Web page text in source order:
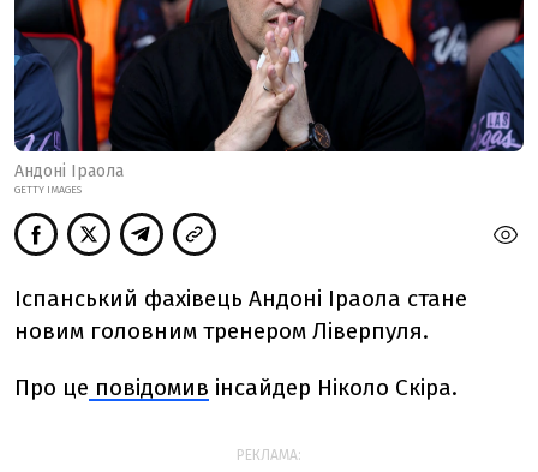
Андоні Іраола
GETTY IMAGES
Іспанський фахівець Андоні Іраола стане
новим головним тренером Ліверпуля.
Про це повідомив інсайдер Ніколо Скіра.
РЕКЛАМА: